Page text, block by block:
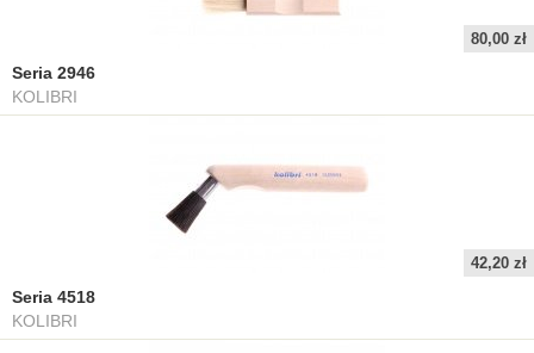
80,00 zł
Seria 2946
KOLIBRI
42,20 zł
Seria 4518
KOLIBRI